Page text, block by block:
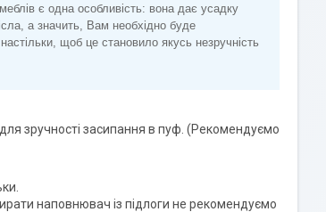
є одна особливість: вона дає усадку
а значить, Вам необхідно буде
щоб це становило якусь незручність
зручності засипання в пуф. (Рекомендуємо
наповнювач із підлоги не рекомендуємо